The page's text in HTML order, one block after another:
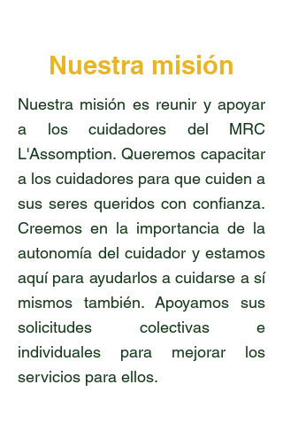
Nuestra misión
Nuestra misión es reunir y apoyar
a los cuidadores del MRC
L'Assomption. Queremos capacitar
a los cuidadores para que cuiden a
sus seres queridos con confianza.
Creemos en la importancia de la
autonomía del cuidador y estamos
aquí para ayudarlos a cuidarse a sí
mismos también. Apoyamos sus
solicitudes colectivas e
individuales para mejorar los
servicios para ellos.